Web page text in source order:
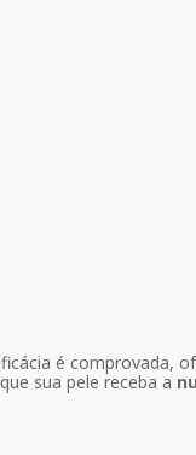
é comprovada,
sua pele receba a